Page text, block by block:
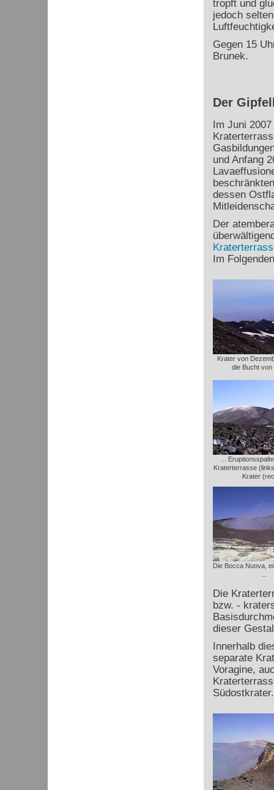
tropft und
jedoch
Gegen 15
Brunek.
Der
Im Juni
und Anfang
dessen
Der
Im
Krater von
die Bucht von
...
Kraterterrasse
Krater
Die Bocca Nuova,
Die
bzw. -
dieser
Innerhalb
separate
Voragine,
Südostkrater.